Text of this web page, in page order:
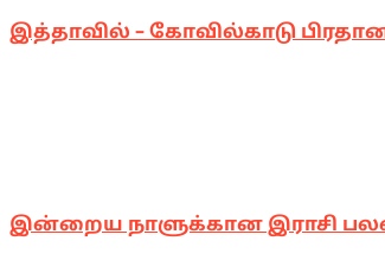
இத்தாவில் – கோவில்காடு
இன்றைய நாளுக்கான இராசி